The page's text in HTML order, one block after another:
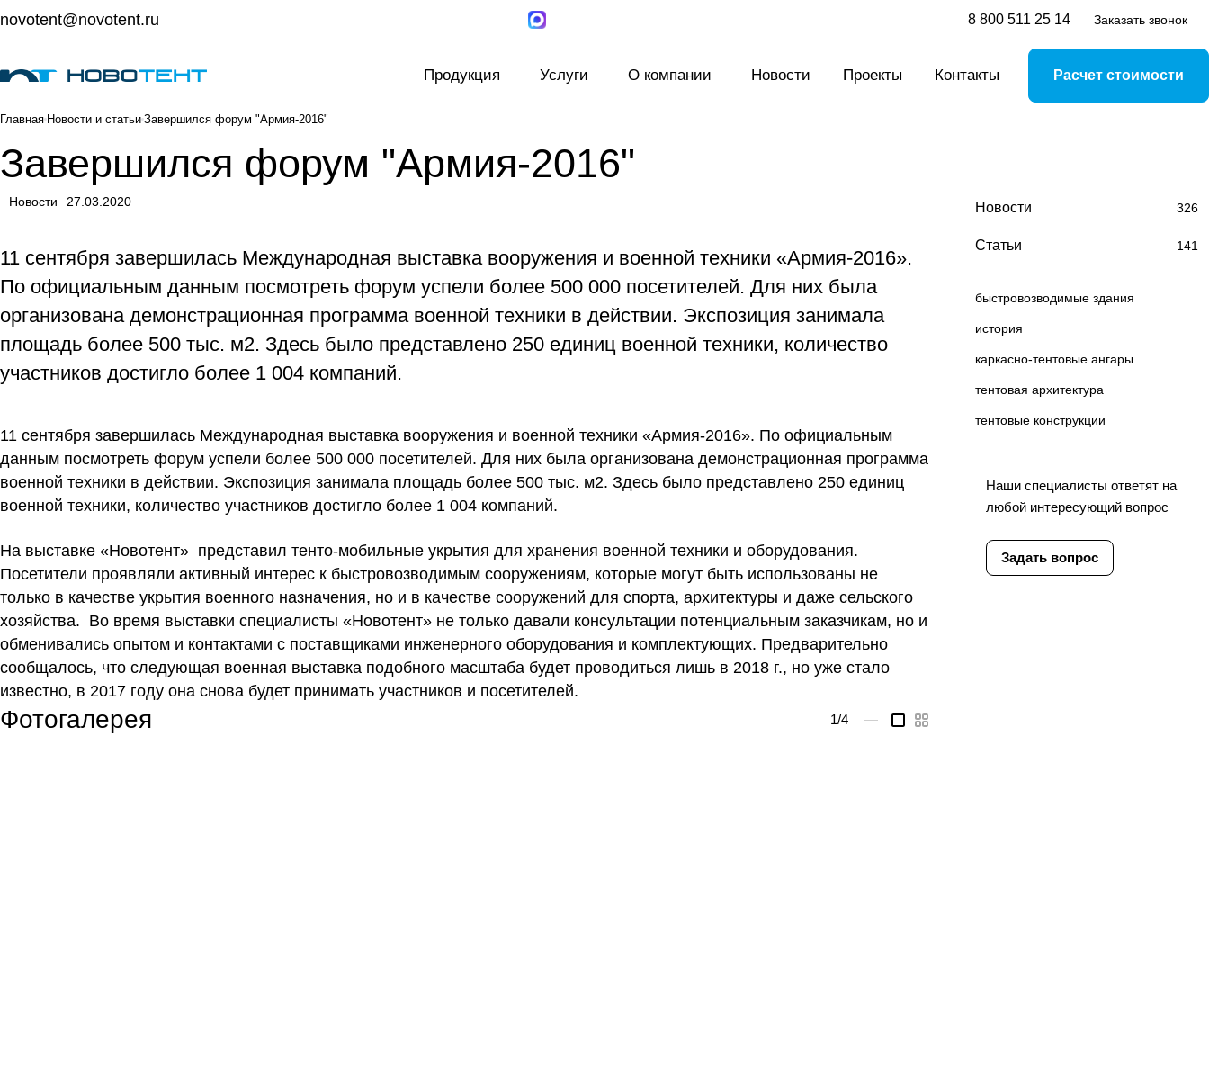
novotent@novotent.ru 8 800 511 25 14 Заказать звонок
Продукция Услуги О компании Новости Проекты Контакты Расчет стоимости
Главная Новости и статьи Завершился форум "Армия-2016"
Завершился форум "Армия-2016"
Новости 27.03.2020
11 сентября завершилась Международная выставка вооружения и военной техники «Армия-2016».
По официальным данным посмотреть форум успели более 500 000 посетителей. Для них была
организована демонстрационная программа военной техники в действии. Экспозиция занимала
площадь более 500 тыс. м2. Здесь было представлено 250 единиц военной техники, количество
участников достигло более 1 004 компаний.
11 сентября завершилась Международная выставка вооружения и военной техники «Армия-2016». По официальным
данным посмотреть форум успели более 500 000 посетителей. Для них была организована демонстрационная программа
военной техники в действии. Экспозиция занимала площадь более 500 тыс. м2. Здесь было представлено 250 единиц
военной техники, количество участников достигло более 1 004 компаний.
На выставке «Новотент» представил тенто-мобильные укрытия для хранения военной техники и оборудования.
Посетители проявляли активный интерес к быстровозводимым сооружениям, которые могут быть использованы не
только в качестве укрытия военного назначения, но и в качестве сооружений для спорта, архитектуры и даже сельского
хозяйства. Во время выставки специалисты «Новотент» не только давали консультации потенциальным заказчикам, но и
обменивались опытом и контактами с поставщиками инженерного оборудования и комплектующих. Предварительно
сообщалось, что следующая военная выставка подобного масштаба будет проводиться лишь в 2018 г., но уже стало
известно, в 2017 году она снова будет принимать участников и посетителей.
Фотогалерея 1/4 —
Новости 326
Статьи 141
быстровозводимые здания
история
каркасно-тентовые ангары
тентовая архитектура
тентовые конструкции
Наши специалисты ответят на
любой интересующий вопрос
Задать вопрос